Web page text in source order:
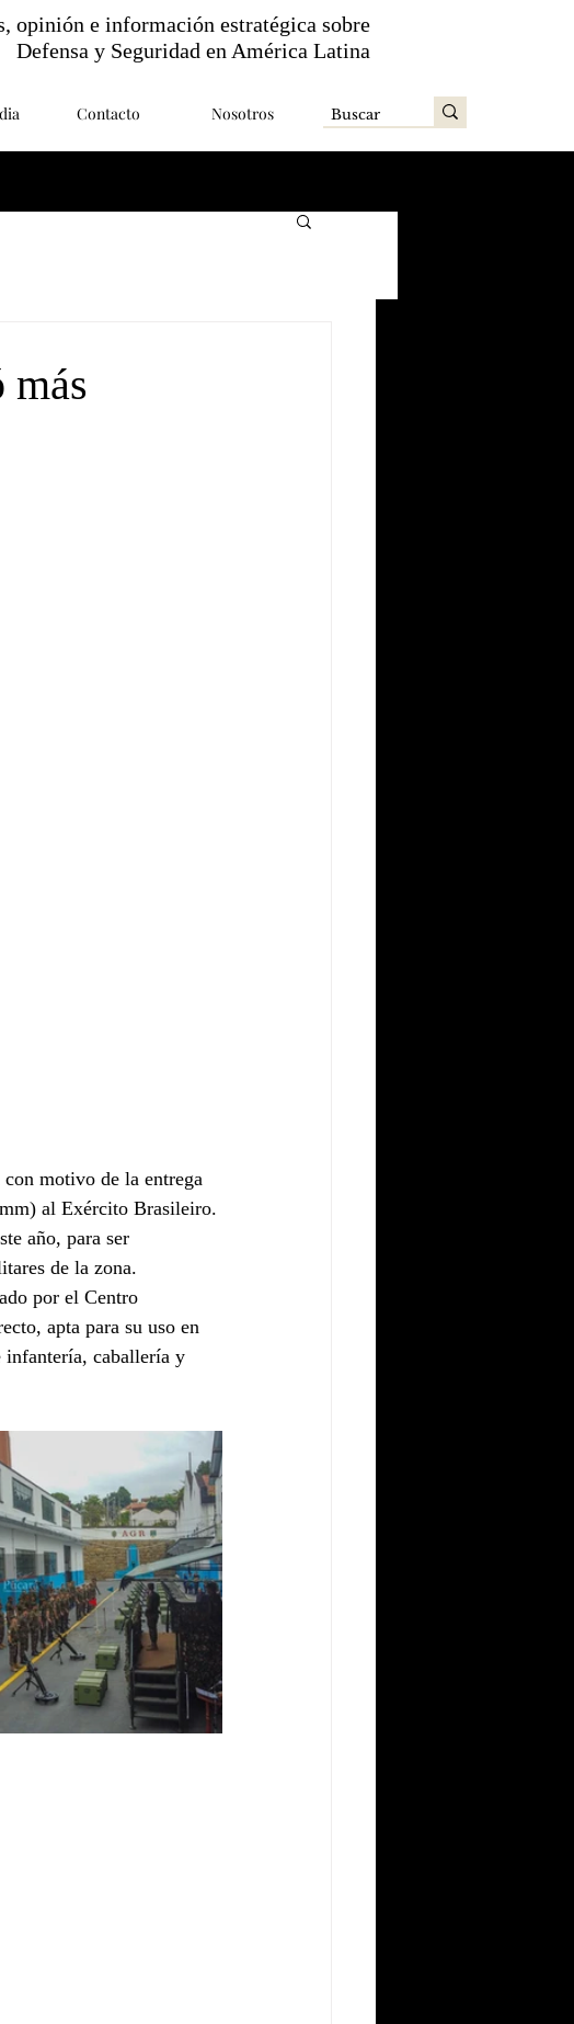
Contacto Nosotros
opinión e información estratégica sobre
Defensa y Seguridad en América Latina
más
motivo de la entrega
al Exército Brasileiro.
año, para ser
de la zona.
por el Centro
apta para su uso en
infantería, caballería y